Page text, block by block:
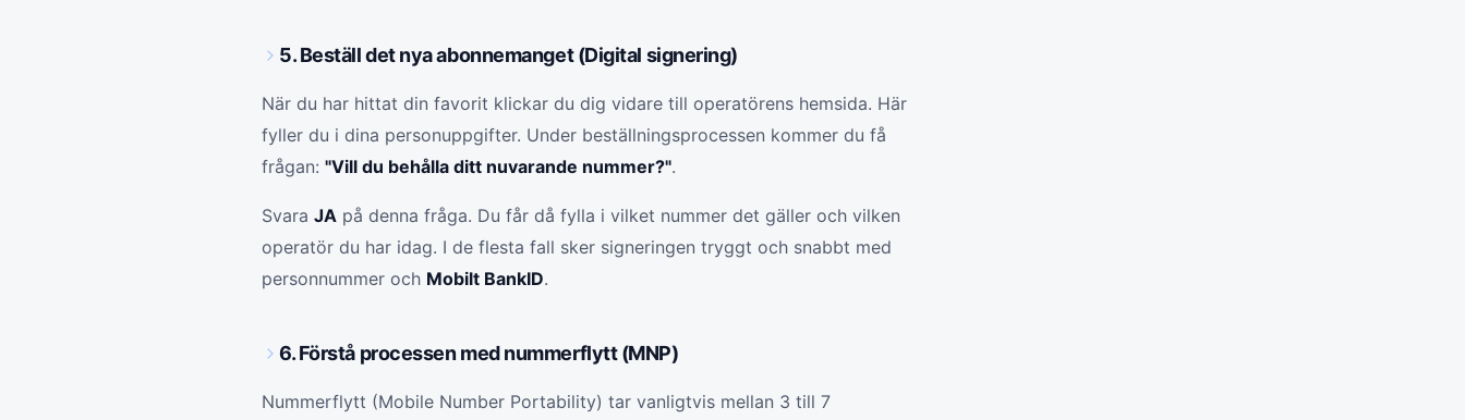
5. Beställ det nya abonnemanget (Digital signering)
När du har hittat din favorit klickar du dig vidare till operatörens hemsida. Här
fyller du i dina personuppgifter. Under beställningsprocessen kommer du få
frågan: "Vill du behålla ditt nuvarande nummer?".
Svara JA på denna fråga. Du får då fylla i vilket nummer det gäller och vilken
operatör du har idag. I de flesta fall sker signeringen tryggt och snabbt med
personnummer och Mobilt BankID.
6. Förstå processen med nummerflytt (MNP)
Nummerflytt (Mobile Number Portability) tar vanligtvis mellan 3 till 7